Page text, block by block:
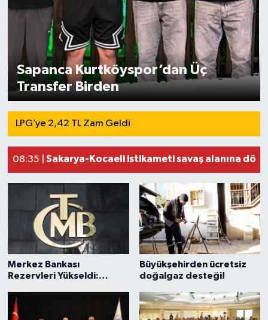
Sapanca Kurtköyspor’dan Üç
Transfer Birden
LPG’ye 2,42 TL Zam Geldi
08:35 |Sakarya-Kocaeli istikameti savaş alanına
Merkez Bankası
Rezervleri Yükseldi:
Milyar Dolara Ulaştı
Büyükşehirden ücretsiz
doğalgaz desteği!